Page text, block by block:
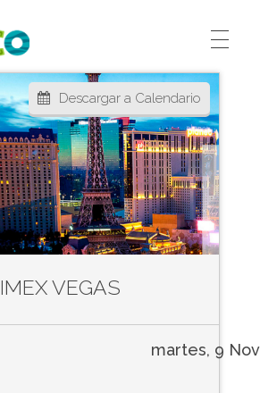
Descargar a Calendario
IMEX VEGAS
martes, 9